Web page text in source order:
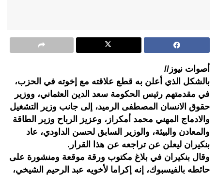
أصوات نيوز//
بالشكل الذي أعلن به قطع علاقته مع إخوته في الحزب،
في مقدمتهم رئيس الحكومة سعد الدين العثماني، ووزير
حقوق الانسان المصطفى الرميد، إلى جانب وزير التشغيل
والادماج المهني محمد أمكراز، وعزيز الرباح وزير الطاقة
والمعادن والبيئة، والوزير السابق لحسن الداودي، عاد
بنكيران ليعلن عن تراجعه عن هذا القرار.
وقال بنكيران في بلاغ مكتوب ورقة موقعة ومنشورة على
حائطه بالفيسبوك، إنه إكراما لأخويه عبد الرحيم الشيخي،